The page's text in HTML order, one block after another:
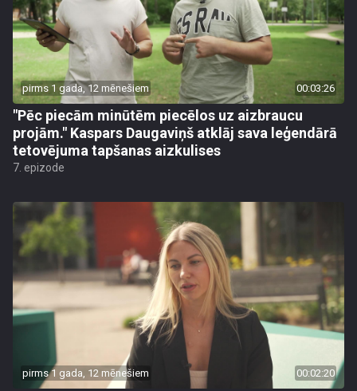
pirms 1 gada, 12 mēnešiem 00:03:26
"Pēc piecām minūtēm piecēlos uz aizbraucu
projām." Kaspars Daugaviņš atklāj sava leģendārā
tetovējuma tapšanas aizkulises
7. epizode
pirms 1 gada, 12 mēnešiem 00:02:20